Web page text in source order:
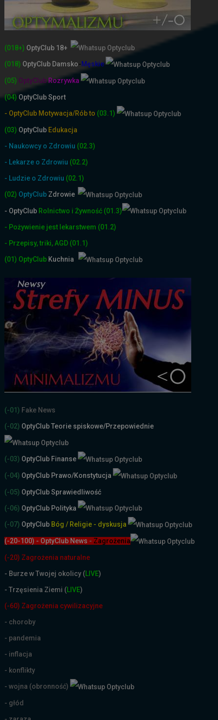
(018+) OptyClub 18+
(018) OptyClub Damsko-Męskie
(05) OptyClubRozrywka
(04) OptyClub Sport
- OptyClub Motywacja/Rób to (03.1)
(03) OptyClub Edukacja
- Naukowcy o Zdrowiu (02.3)
- Lekarze o Zdrowiu (02.2)
- Ludzie o Zdrowiu (02.1)
(02) OptyClub Zdrowie
- OptyClub Rolnictwo i Żywność (01.3)
- Pożywienie jest lekarstwem (01.2)
- Przepisy, triki, AGD (01.1)
(01) OptyClub Kuchnia
(-01) Fake News
(-02) OptyClub Teorie spiskowe/Przepowiednie
(-03) OptyClub Finanse
(-04) OptyClub Prawo/Konstytucja
(-05) OptyClub Sprawiedliwość
(-06) OptyClub Polityka
(-07) OptyClub Bóg / Religie - dyskusja
(-20-100) - OptyClub News - Zagrożenia
(-20) Zagrożenia naturalne
- Burze w Twojej okolicy (LIVE)
- Trzęsienia Ziemi (LIVE)
(-60) Zagrożenia cywilizacyjne
- choroby
- pandemia
- inflacja
- konflikty
- wojna (obronność)
- głód